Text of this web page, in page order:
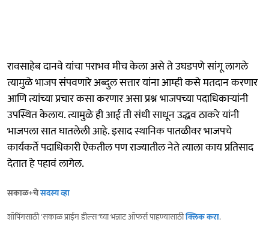
रावसाहेब दानवे यांचा पराभव मीच केला असे ते उघडपणे सांगू लागले
त्यामुळे भाजप संपवणारे अब्दुल सत्तार यांना आम्ही कसे मतदान करणार
आणि त्यांच्या प्रचार कसा करणार असा प्रश्न भाजपच्या पदाधिकाऱ्यांनी
उपस्थित केलाय. त्यामुळे ही आई ती संधी साधून उद्धव ठाकरे यांनी
भाजपला सात घातलेली आहे. इसाद स्थानिक पातळीवर भाजपचे
कार्यकर्ते पदाधिकारी ऐकतील पण राज्यातील नेते त्याला काय प्रतिसाद
देतात हे पहावं लागेल.
सकाळ+चेसदस्य व्हा
शॉपिंगसाठी 'सकाळ प्राईम डील्स'च्या भन्नाट ऑफर्स पाहण्यासाठीक्लिक करा.